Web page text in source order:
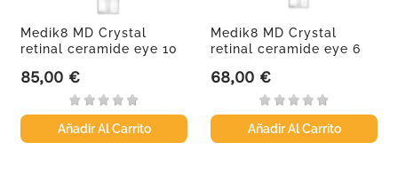
Medik8 MD Crystal
retinal ceramide eye 10
Precio
85,00 €
Añadir Al Carrito
Medik8 MD Crystal
retinal ceramide eye 6
Precio
68,00 €
Añadir Al Carrito